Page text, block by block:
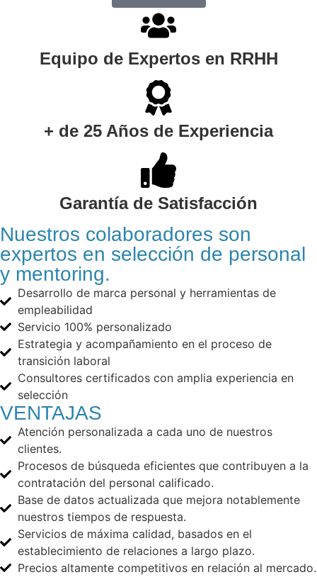
Equipo de Expertos en RRHH
+ de 25 Años de Experiencia
Garantía de Satisfacción
Nuestros colaboradores son
expertos en selección de personal
y mentoring.
Desarrollo de marca personal y herramientas de
empleabilidad
Servicio 100% personalizado
Estrategia y acompañamiento en el proceso de
transición laboral
Consultores certificados con amplia experiencia en
selección
VENTAJAS
Atención personalizada a cada uno de nuestros
clientes.
Procesos de búsqueda eficientes que contribuyen a la
contratación del personal calificado.
Base de datos actualizada que mejora notablemente
nuestros tiempos de respuesta.
Servicios de máxima calidad, basados en el
establecimiento de relaciones a largo plazo.
Precios altamente competitivos en relación al mercado.